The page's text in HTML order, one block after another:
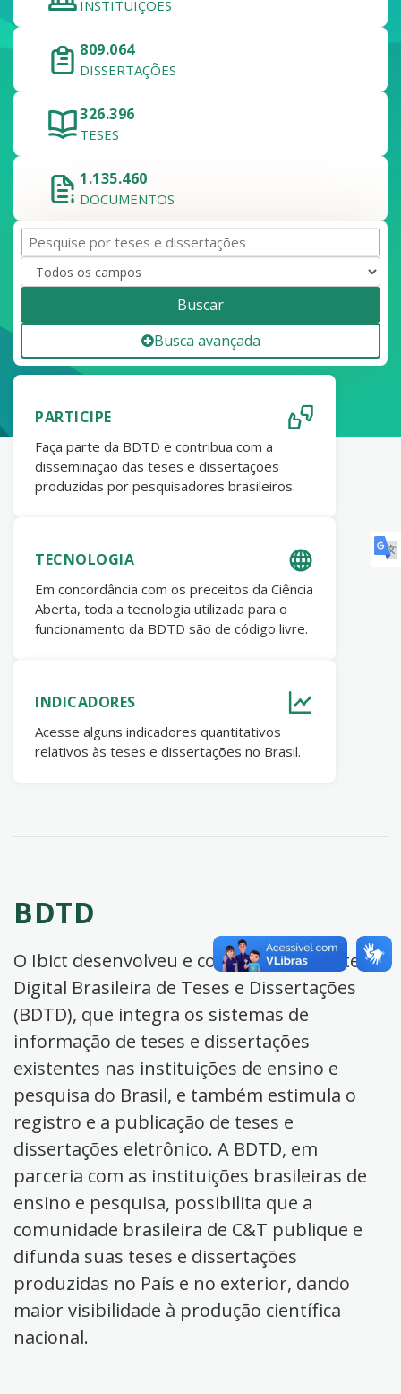
INSTITUIÇÕES
809.064
DISSERTAÇÕES
326.396
TESES
1.135.460
DOCUMENTOS
Buscar
Busca avançada
PARTICIPE
Faça parte da BDTD e contribua com a
disseminação das teses e dissertações
produzidas por pesquisadores brasileiros.
TECNOLOGIA
Em concordância com os preceitos da Ciência
Aberta, toda a tecnologia utilizada para o
funcionamento da BDTD são de código livre.
INDICADORES
Acesse alguns indicadores quantitativos
relativos às teses e dissertações no Brasil.
BDTD
O Ibict desenvolveu e coordena a Biblioteca
Digital Brasileira de Teses e Dissertações
(BDTD), que integra os sistemas de
informação de teses e dissertações
existentes nas instituições de ensino e
pesquisa do Brasil, e também estimula o
registro e a publicação de teses e
dissertações eletrônico. A BDTD, em
parceria com as instituições brasileiras de
ensino e pesquisa, possibilita que a
comunidade brasileira de C&T publique e
difunda suas teses e dissertações
produzidas no País e no exterior, dando
maior visibilidade à produção científica
nacional.